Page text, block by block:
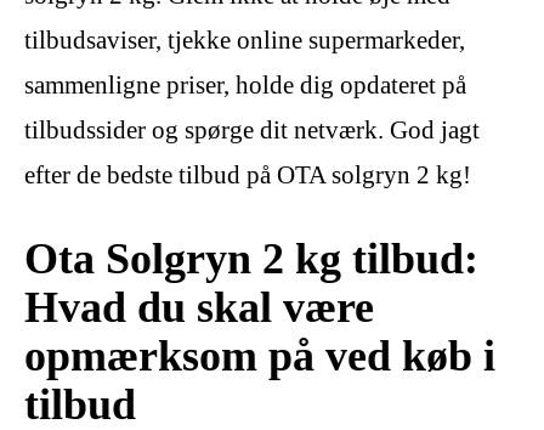
tilbudsaviser, tjekke online supermarkeder,
sammenligne priser, holde dig opdateret på
tilbudssider og spørge dit netværk. God jagt
efter de bedste tilbud på OTA solgryn 2 kg!
Ota Solgryn 2 kg tilbud:
Hvad du skal være
opmærksom på ved køb i
tilbud